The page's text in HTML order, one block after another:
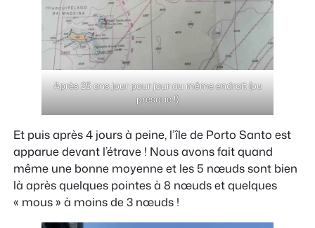
Après 25 ans jour pour jour au même endroit (ou
presque !)
Et puis après 4 jours à peine, l’île de Porto Santo est
apparue devant l’étrave ! Nous avons fait quand
même une bonne moyenne et les 5 nœuds sont bien
là après quelques pointes à 8 nœuds et quelques
« mous » à moins de 3 nœuds !